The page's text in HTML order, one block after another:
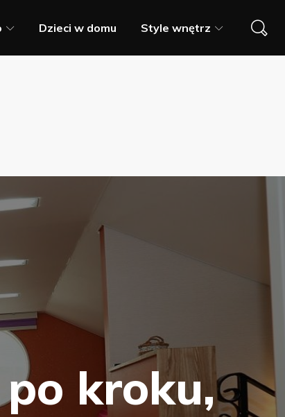
Dzieci w domu Style wnętrz
kroku,